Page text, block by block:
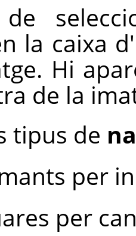
de
la caixa
Hi
de la
tipus de
per
per